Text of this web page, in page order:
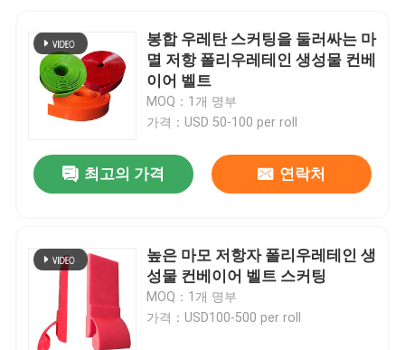
봉합 우레탄 스커팅을 둘러싸는 마
멸 저항 폴리우레테인 생성물 컨베
이어 벨트
MOQ：1개 명부
가격：USD 50-100 per roll
최고의 가격 연락처
높은 마모 저항자 폴리우레테인 생
성물 컨베이어 벨트 스커팅
MOQ：1개 명부
가격：USD100-500 per roll